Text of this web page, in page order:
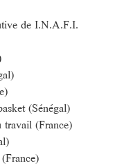
de I.N.A.F.I.
(Sénégal)
(France)